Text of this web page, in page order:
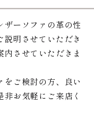
ザーソファの革の性
明させていただき
させていただきま
をご検討の方、良い
お気軽にご来店く